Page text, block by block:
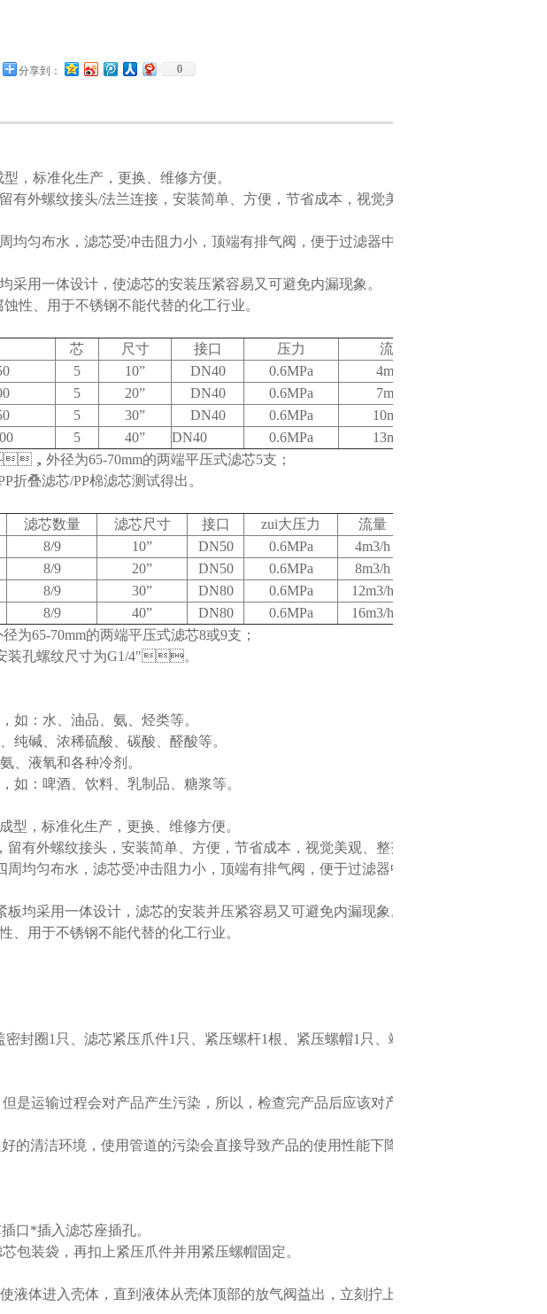
分享到： 0
标准化生产，更换、维修方便。
有外螺纹接头/法兰连接，安装简单、方便，节省成本，视觉美观、整
匀布水，滤芯受冲击阻力小，顶端有排气阀，便于过滤器中空气排
采用一体设计，使滤芯的安装压紧容易又可避免内漏现象。
、用于不锈钢不能代替的化工行业。
芯 尺寸 接口 压力
流量
5 10” DN40 0.6MPa
4m3/h
5 20” DN40 0.6MPa
7m3/h
5 30” DN40 0.6MPa
10m3/h
5 40” DN40 0.6MPa
13m3/h
，外径为65-70mm的两端平压式滤芯5支；
折叠滤芯/PP棉滤芯测试得出。
滤芯数量 滤芯尺寸 接口 zui大压力
流量
8/9 10” DN50 0.6MPa
4m3/h
8/9 20” DN50 0.6MPa
8m3/h
8/9 30” DN80 0.6MPa
12m3/h
8/9 40” DN80 0.6MPa
16m3/h
65-70mm的两端平压式滤芯8或9支；
表安装孔螺纹尺寸为G1/4"。
水、油品、氨、烃类等。
纯碱、浓稀硫酸、碳酸、醛酸等。
、液氧和各种冷剂。
：啤酒、饮料、乳制品、糖浆等。
，标准化生产，更换、维修方便。
留有外螺纹接头，安装简单、方便，节省成本，视觉美观、整齐。
均匀布水，滤芯受冲击阻力小，顶端有排气阀，便于过滤器中空气排
均采用一体设计，滤芯的安装并压紧容易又可避免内漏现象。
用于不锈钢不能代替的化工行业。
密封圈1只、滤芯紧压爪件1只、紧压螺杆1根、紧压螺帽1只、端盖排气
输过程会对产品产生污染，所以，检查完产品后应该对产品予以
环境，使用管道的污染会直接导致产品的使用性能下降。
*插入滤芯座插孔。
装袋，再扣上紧压爪件并用紧压螺帽固定。
使液体进入壳体，直到液体从壳体顶部的放气阀益出，立刻拧上端盖排